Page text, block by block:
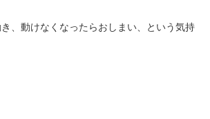
、動けなくなったらおしまい、という気持